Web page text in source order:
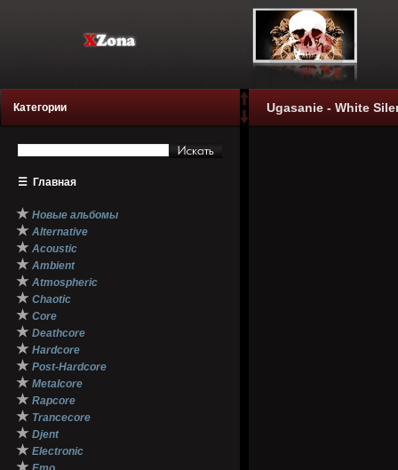
Категории
☰ Главная
★ Новые альбомы
★ Alternative
★ Acoustic
★ Ambient
★ Atmospheric
★ Chaotic
★ Core
★ Deathcore
★ Hardcore
★ Post-Hardcore
★ Metalcore
★ Rapcore
★ Trancecore
★ Djent
★ Electronic
★
Ugasanie - White